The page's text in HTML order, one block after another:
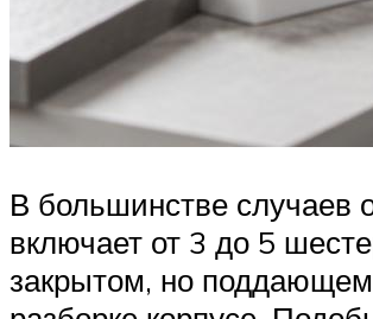
В большинстве случаев
включает от 3 до 5
закрытом, но